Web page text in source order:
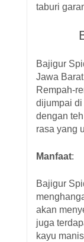
taburi
Bajigur
Jawa
Rempah-
dijumpai
dengan
rasa yang
Manfaat:
Bajigur
akan
juga
kayu